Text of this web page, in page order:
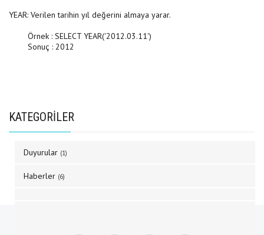
YEAR: Verilen tarihin yıl değerini almaya yarar.
Örnek : SELECT YEAR('2012.03.11')
Sonuç : 2012
KATEGORİLER
Duyurular (1)
Haberler (6)